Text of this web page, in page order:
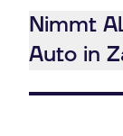
Nimmt
Auto in